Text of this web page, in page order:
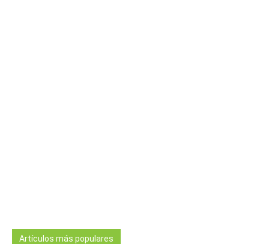
Artículos más populares